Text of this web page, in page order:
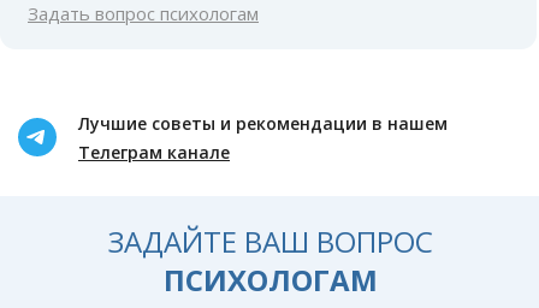
Задать вопрос психологам
Лучшие советы и рекомендации в нашем
Телеграм канале
ЗАДАЙТЕ ВАШ ВОПРОС
ПСИХОЛОГАМ